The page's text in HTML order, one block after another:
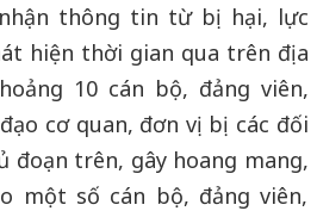
thông tin từ bị hại, lực
hiện thời gian qua trên địa
10 cán bộ, đảng viên,
cơ quan, đơn vị bị các đối
đoạn trên, gây hoang mang,
một số cán bộ, đảng viên,